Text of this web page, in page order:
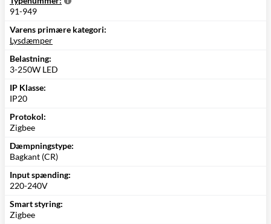
91-949
Varens primære kategori:
Lysdæmper
Belastning:
3-250W LED
IP Klasse:
IP20
Protokol:
Zigbee
Dæmpningstype:
Bagkant (CR)
Input spænding:
220-240V
Smart styring:
Zigbee